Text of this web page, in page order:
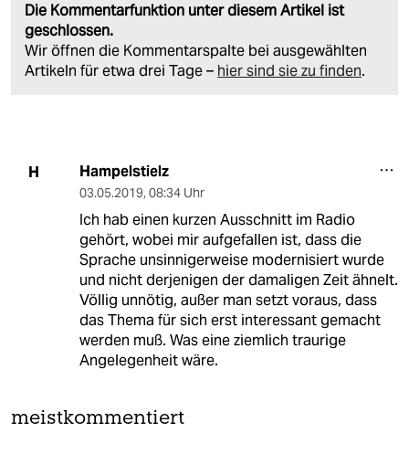
Die Kommentarfunktion unter diesem Artikel ist
geschlossen.
Wir öffnen die Kommentarspalte bei ausgewählten
Artikeln für etwa drei Tage – hier sind sie zu finden.
H Hampelstielz
03.05.2019, 08:34 Uhr
Ich hab einen kurzen Ausschnitt im Radio
gehört, wobei mir aufgefallen ist, dass die
Sprache unsinnigerweise modernisiert wurde
und nicht derjenigen der damaligen Zeit ähnelt.
Völlig unnötig, außer man setzt voraus, dass
das Thema für sich erst interessant gemacht
werden muß. Was eine ziemlich traurige
Angelegenheit wäre.
meistkommentiert